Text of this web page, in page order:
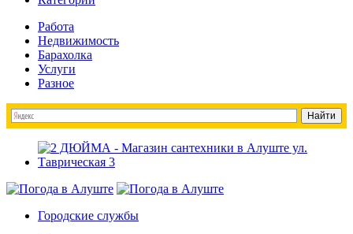
Работа
Недвижимость
Барахолка
Услуги
Разное
Городские службы